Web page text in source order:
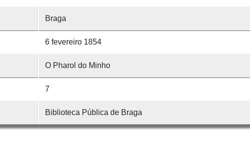
Braga
6 fevereiro 1854
O Pharol do Minho
7
Biblioteca Pública de Braga